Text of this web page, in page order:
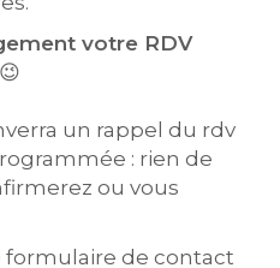
votre RDV
😉
un rappel du rdv
: rien de
ou vous
formulaire de contact